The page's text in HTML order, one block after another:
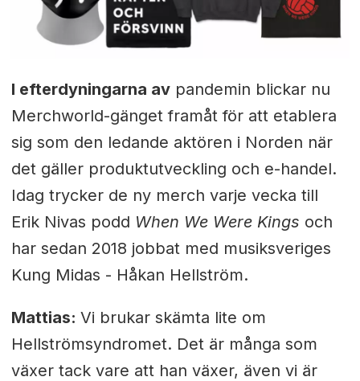
I efterdyningarna avpandemin blickar nu
Merchworld-gänget framåt för att etablera
sig som den ledande aktören i Norden när
det gäller produktutveckling och e-handel.
Idag trycker de ny merch varje vecka till
Erik Nivas podd When We Were Kings och
har sedan 2018 jobbat med musiksveriges
Kung Midas - Håkan Hellström.
Mattias: Vi brukar skämta lite om
Hellströmsyndromet. Det är många som
växer tack vare att han växer, även vi är